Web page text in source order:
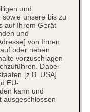
und
sowie unsere bis zu
auf Ihrem Gerät
und
von Ihnen
oder neben
vorzuschlagen
Dabei
[z.B. USA]
EU-
kann und
ausgeschlossen